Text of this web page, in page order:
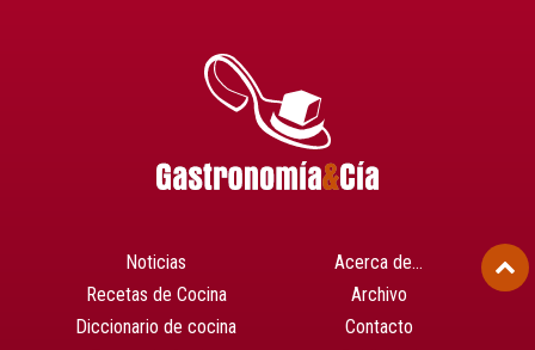
Noticias
Recetas de Cocina
Diccionario de cocina
Acerca de…
Archivo
Contacto